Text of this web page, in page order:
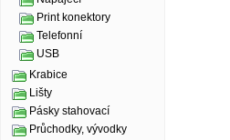
Print konektory
Telefonní
USB
Krabice
Lišty
Pásky stahovací
Průchodky, vývodky